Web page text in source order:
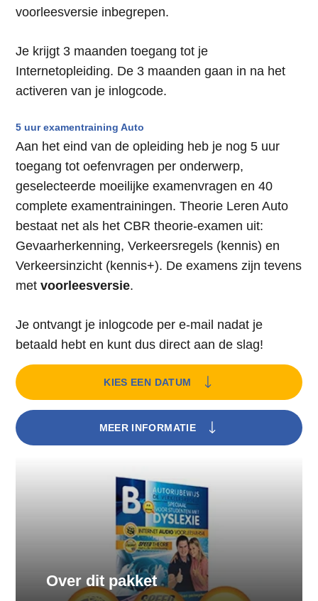
voorleesversie inbegrepen.
Je krijgt 3 maanden toegang tot je
Internetopleiding. De 3 maanden gaan in na het
activeren van je inlogcode.
5 uur examentraining Auto
Aan het eind van de opleiding heb je nog 5 uur
toegang tot oefenvragen per onderwerp,
geselecteerde moeilijke examenvragen en 40
complete examentrainingen. Theorie Leren Auto
bestaat net als het CBR theorie-examen uit:
Gevaarherkenning, Verkeersregels (kennis) en
Verkeersinzicht (kennis+). De examens zijn tevens
met voorleesversie.
Je ontvangt je inlogcode per e-mail nadat je
betaald hebt en kunt dus direct aan de slag!
KIES EEN DATUM
MEER INFORMATIE
Over dit pakket